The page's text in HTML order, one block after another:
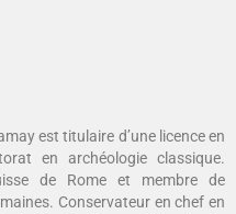
est titulaire d’une licence en
en archéologie classique.
de Rome et membre de
Conservateur en chef en